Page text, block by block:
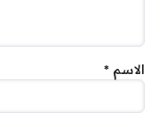
الاسم *